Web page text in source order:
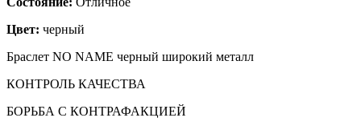
Цвет: черный
Браслет NO NAME черный широкий металл
КОНТРОЛЬ КАЧЕСТВА
БОРЬБА С КОНТРАФАКЦИЕЙ